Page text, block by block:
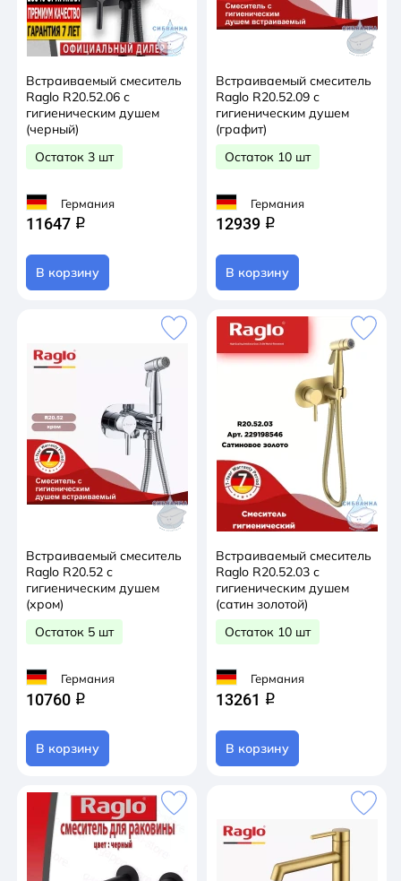
Встраиваемый смеситель
Raglo R20.52.06 с
гигиеническим душем
(черный)
Остаток 3 шт
Германия
11647 q
В корзину
Встраиваемый смеситель
Raglo R20.52.09 с
гигиеническим душем
(графит)
Остаток 10 шт
Германия
12939 q
В корзину
Встраиваемый смеситель
Raglo R20.52 с
гигиеническим душем
(хром)
Остаток 5 шт
Германия
10760 q
В корзину
Встраиваемый смеситель
Raglo R20.52.03 с
гигиеническим душем
(сатин золотой)
Остаток 10 шт
Германия
13261 q
В корзину